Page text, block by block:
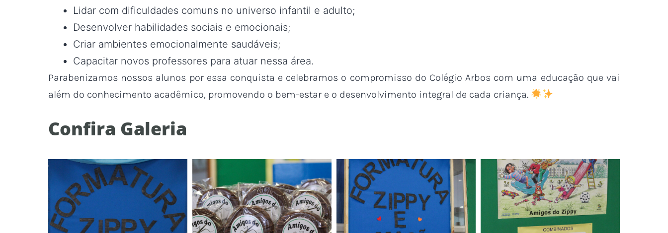
Lidar com dificuldades comuns no universo infantil e adulto;
Desenvolver habilidades sociais e emocionais;
Criar ambientes emocionalmente saudáveis;
Capacitar novos professores para atuar nessa área.
Parabenizamos nossos alunos por essa conquista e celebramos o compromisso do Colégio Arbos com uma educação que vai
além do conhecimento acadêmico, promovendo o bem-estar e o desenvolvimento integral de cada criança.
Confira Galeria